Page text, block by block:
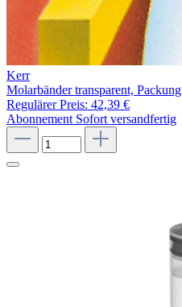
Kerr
Molarbänder transparent, Packung
Regulärer Preis: 42,39 €
Abonnement Sofort versandfertig